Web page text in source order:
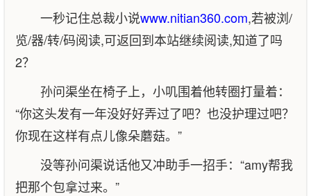
一秒记住总裁小说www.nitian360.com,若被浏/
览/器/转/码阅读,可返回到本站继续阅读,知道了吗
2？
孙问渠坐在椅子上，小叽围着他转圈打量着：
“你这头发有一年没好好弄过了吧？也没护理过吧？
你现在这样有点儿像朵蘑菇。”
没等孙问渠说话他又冲助手一招手：“amy帮我
把那个包拿过来。”